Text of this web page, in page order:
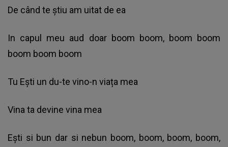
De când te știu am uitat de ea
In capul meu aud doar boom boom, boom boom
boom boom boom
Tu Ești un du-te vino-n viața mea
Vina ta devine vina mea
Ești si bun dar si nebun boom, boom, boom, boom,